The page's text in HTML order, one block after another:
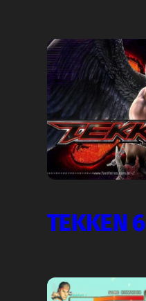
TEKKEN 6